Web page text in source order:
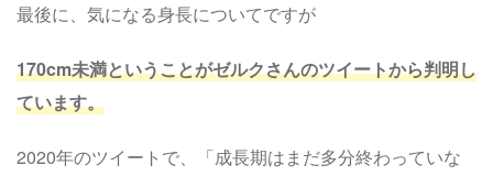
最後に、気になる身長についてですが
170cm未満ということがゼルクさんのツイートから判明し
ています。
2020年のツイートで、「成長期はまだ多分終わっていな